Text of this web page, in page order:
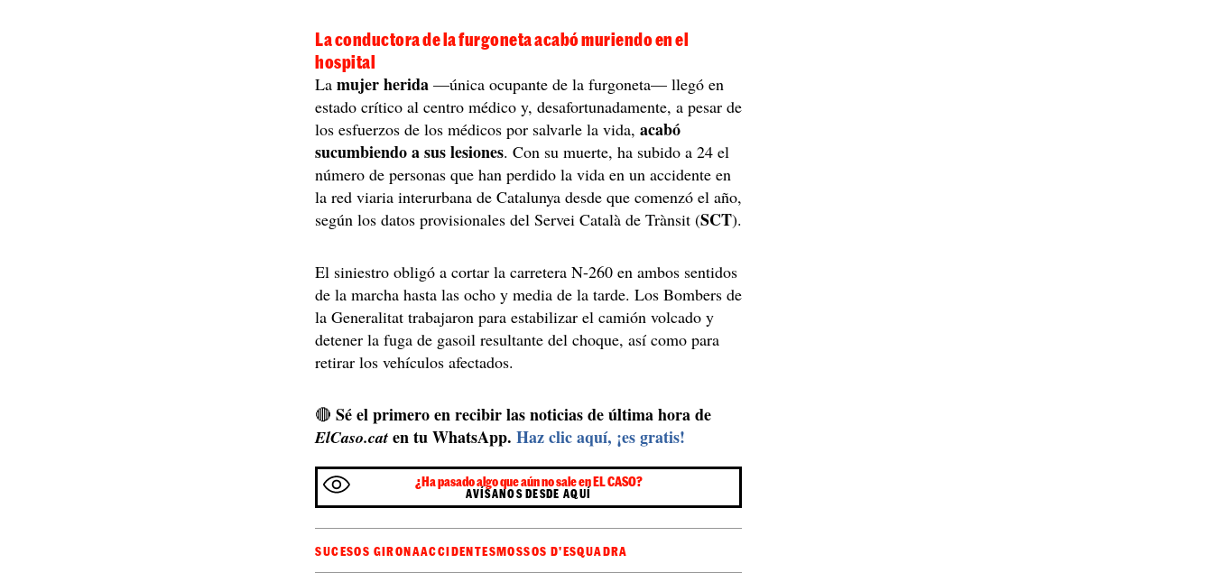
La conductora de la furgoneta acabó muriendo en el
hospital
Lamujer herida —única ocupante de la furgoneta— llegó en
estado crítico al centro médico y, desafortunadamente, a pesar de
los esfuerzos de los médicos por salvarle la vida,acabó
sucumbiendo a sus lesiones. Con su muerte, ha subido a 24 el
número de personas que han perdido la vida en un accidente en
la red viaria interurbana de Catalunya desde que comenzó el año,
según los datos provisionales del Servei Català de Trànsit (SCT).
El siniestro obligó a cortar la carretera N-260 en ambos sentidos
de la marcha hasta las ocho y media de la tarde. Los Bombers de
la Generalitat trabajaron para estabilizar el camión volcado y
detener la fuga de gasoil resultante del choque, así como para
retirar los vehículos afectados.
🔴Sé el primero en recibir las noticias de última hora de
ElCaso.cat en tu WhatsApp.Haz clic aquí, ¡es gratis!
¿Ha pasado algo que aún no sale en EL CASO?
AVÍSANOS DESDE AQUÍ
SUCESOS GIRONAACCIDENTESMOSSOS D'ESQUADRA